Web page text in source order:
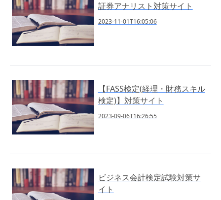
証券アナリスト対策サイト
2023-11-01T16:05:06
【FASS検定(経理・財務スキル
検定)】対策サイト
2023-09-06T16:26:55
ビジネス会計検定試験対策サ
イト